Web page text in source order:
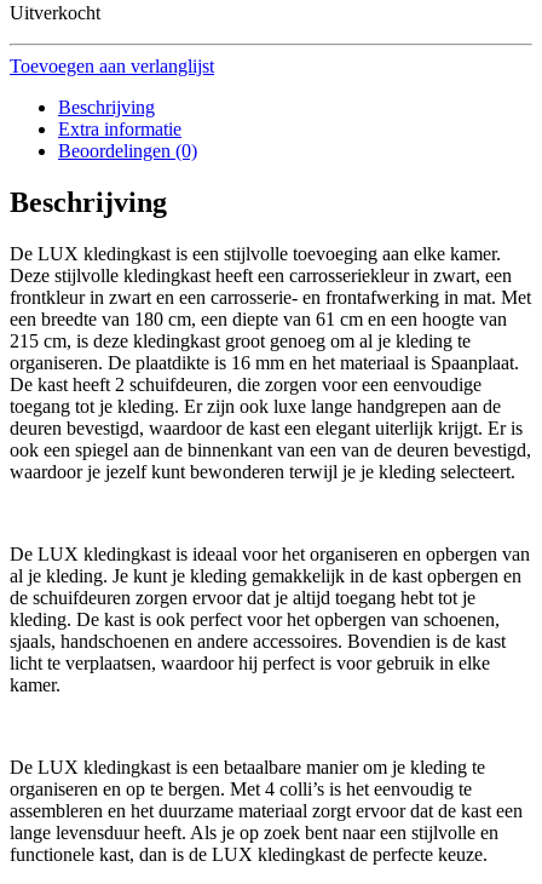
Uitverkocht
Toevoegen aan verlanglijst
Beschrijving
Extra informatie
Beoordelingen (0)
Beschrijving
De LUX kledingkast is een stijlvolle toevoeging aan elke kamer.
Deze stijlvolle kledingkast heeft een carrosseriekleur in zwart, een
frontkleur in zwart en een carrosserie- en frontafwerking in mat. Met
een breedte van 180 cm, een diepte van 61 cm en een hoogte van
215 cm, is deze kledingkast groot genoeg om al je kleding te
organiseren. De plaatdikte is 16 mm en het materiaal is Spaanplaat.
De kast heeft 2 schuifdeuren, die zorgen voor een eenvoudige
toegang tot je kleding. Er zijn ook luxe lange handgrepen aan de
deuren bevestigd, waardoor de kast een elegant uiterlijk krijgt. Er is
ook een spiegel aan de binnenkant van een van de deuren bevestigd,
waardoor je jezelf kunt bewonderen terwijl je je kleding selecteert.
De LUX kledingkast is ideaal voor het organiseren en opbergen van
al je kleding. Je kunt je kleding gemakkelijk in de kast opbergen en
de schuifdeuren zorgen ervoor dat je altijd toegang hebt tot je
kleding. De kast is ook perfect voor het opbergen van schoenen,
sjaals, handschoenen en andere accessoires. Bovendien is de kast
licht te verplaatsen, waardoor hij perfect is voor gebruik in elke
kamer.
De LUX kledingkast is een betaalbare manier om je kleding te
organiseren en op te bergen. Met 4 colli’s is het eenvoudig te
assembleren en het duurzame materiaal zorgt ervoor dat de kast een
lange levensduur heeft. Als je op zoek bent naar een stijlvolle en
functionele kast, dan is de LUX kledingkast de perfecte keuze.